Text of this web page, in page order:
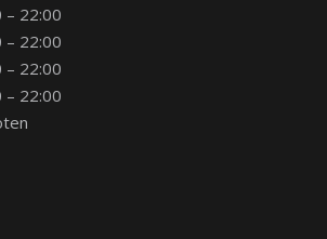
– 22:00
– 22:00
– 22:00
– 22:00